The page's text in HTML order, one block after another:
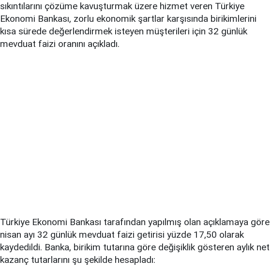
sıkıntılarını çözüme kavuşturmak üzere hizmet veren Türkiye
Ekonomi Bankası, zorlu ekonomik şartlar karşısında birikimlerini
kısa sürede değerlendirmek isteyen müşterileri için 32 günlük
mevduat faizi oranını açıkladı.
Türkiye Ekonomi Bankası tarafından yapılmış olan açıklamaya göre
nisan ayı 32 günlük mevduat faizi getirisi yüzde 17,50 olarak
kaydedildi. Banka, birikim tutarına göre değişiklik gösteren aylık net
kazanç tutarlarını şu şekilde hesapladı: